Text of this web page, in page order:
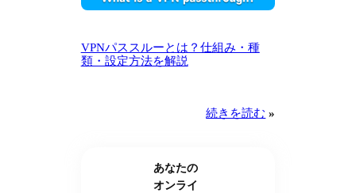
VPNパススルーとは？仕組み・種
類・設定方法を解説
続きを読む »
あなたの
オンライ